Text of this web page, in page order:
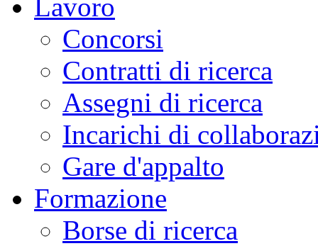
Lavoro
Concorsi
Contratti di ricerca
Assegni di ricerca
Incarichi di
Gare d'appalto
Formazione
Borse di ricerca